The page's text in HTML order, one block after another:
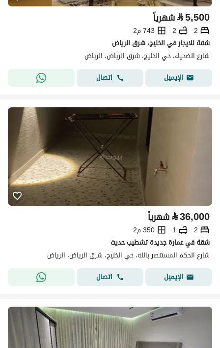
⃁5,500 شهرياً
2
2
743 م2
شقة للايجار في الخليج، شرق الرياض
شارع الضحياء، حي الخليج، شرق الرياض، الرياض
الإيميل
اتصال
⃁36,000 شهرياً
2
1
350 م2
شقة في عمارة جديدة تشطيب حديث
شارع الحكم المستنصر بالله، حي الخليج، شرق الرياض، الرياض
الإيميل
اتصال